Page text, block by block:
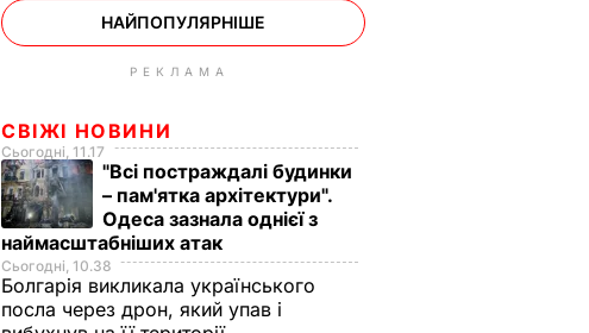
НАЙПОПУЛЯРНІШЕ
РЕКЛАМА
СВІЖІ НОВИНИ
Сьогодні, 11.17
"Всі постраждалі будинки
– пам'ятка архітектури".
Одеса зазнала однієї з
наймасштабніших атак
Сьогодні, 10.38
Болгарія викликала українського
посла через дрон, який упав і